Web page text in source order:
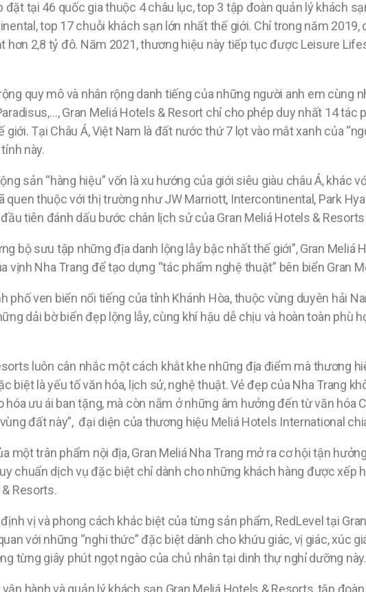
đặt tại 46 quốc gia thuộc 4 châu lục, top 3 tập đoàn quản lý khách
top 17 chuỗi khách sạn lớn nhất thế giới. Chỉ trong năm 2019,
hơn 2,8 tỷ đô. Năm 2021, thương hiệu này tiếp tục được Leisure
quy mô và nhân rộng danh tiếng của những người anh em cùng
Gran Meliá Hotels & Resort chỉ cho phép duy nhất 14
giới. Tại Châu Á, Việt Nam là đất nước thứ 7 lọt vào mắt xanh của
này.
sản “hàng hiệu” vốn là xu hướng của giới siêu giàu châu Á, khác
quen thuộc với thị trường như JW Marriott, Intercontinental, Park
đầu tiên đánh dấu bước chân lịch sử của Gran Meliá Hotels &
bộ sưu tập những địa danh lộng lẫy bậc nhất thế giới”, Gran Meliá
vịnh Nha Trang để tạo dựng “tác phẩm nghệ thuật” bên biển Gran
phố ven biển nổi tiếng của tỉnh Khánh Hòa, thuộc vùng duyên hải
dải bờ biển đẹp lộng lẫy, cùng khí hậu dễ chịu và hoàn toàn phù
luôn cân nhắc một cách khắt khe những địa điểm mà thương
biệt là yếu tố văn hóa, lịch sử, nghệ thuật. Vẻ đẹp của Nha Trang
ưu ái ban tặng, mà còn nằm ở những âm hưởng đến từ văn hóa
đất này”, đại diện của thương hiệu Meliá Hotels International
một trân phẩm nội địa, Gran Meliá Nha Trang mở ra cơ hội tận
chuẩn dịch vụ đặc biệt chỉ dành cho những khách hàng được xếp
Resorts.
vị và phong cách khác biệt của từng sản phẩm, RedLevel tại
với những “nghi thức” đặc biệt dành cho khứu giác, vị giác, xúc
từng giây phút ngọt ngào của chủ nhân tại dinh thự nghỉ dưỡng này.
hành và quản lý khách sạn Gran Meliá Hotels & Resorts, tập